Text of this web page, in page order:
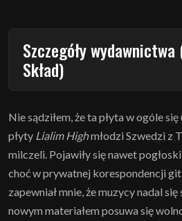
Szczegóły
Skład)
Nie sądziłem, że ta płyta w ogóle
płyty Lialim Highmłodzi Szwedzi z
milczeli. Pojawiły się nawet
choć w prywatnej korespondencji
zapewniał mnie, że muzycy nadal
nowym materiałem posuwa się